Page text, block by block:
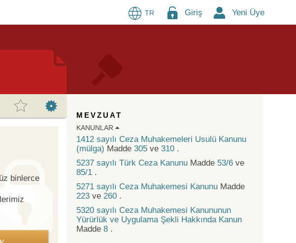
TR Giriş Yeni Üye
binlerce
MEVZUAT
KANUNLAR
1412 sayılı Ceza Muhakemeleri Usulü Kanunu
(mülga) Madde 305 ve 310 .
5237 sayılı Türk Ceza Kanunu Madde 53/6 ve
85/1 .
5271 sayılı Ceza Muhakemesi Kanunu Madde
223 ve 260 .
5320 sayılı Ceza Muhakemesi Kanununun
Yürürlük ve Uygulama Şekli Hakkında Kanun
Madde 8 .